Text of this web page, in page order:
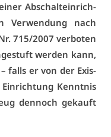
Ab­schalt­ein­rich­
Ver­wen­dung nach
715/2007 ver­bo­ten
wer­den kann,
falls er von der Exis­
Kennt­nis
den­noch ge­kauft